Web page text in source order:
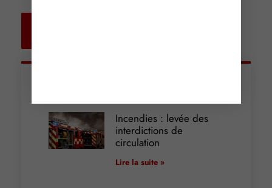
Incendies : levée des
interdictions de
circulation
Lire la suite »